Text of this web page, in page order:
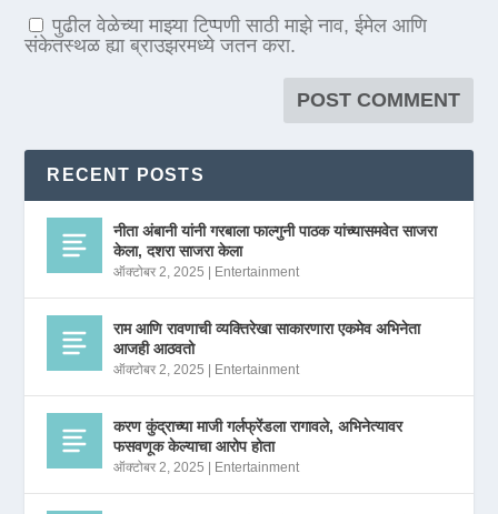
पुढील वेळेच्या माझ्या टिप्पणी साठी माझे नाव, ईमेल आणि
संकेतस्थळ ह्या ब्राउझरमध्ये जतन करा.
RECENT POSTS
नीता अंबानी यांनी गरबाला फाल्गुनी पाठक यांच्यासमवेत साजरा
केला, दशरा साजरा केला
ऑक्टोबर 2, 2025 Entertainment
राम आणि रावणाची व्यक्तिरेखा साकारणारा एकमेव अभिनेता
आजही आठवतो
ऑक्टोबर 2, 2025 Entertainment
करण कुंद्राच्या माजी गर्लफ्रेंडला रागावले, अभिनेत्यावर
फसवणूक केल्याचा आरोप होता
ऑक्टोबर 2, 2025 Entertainment